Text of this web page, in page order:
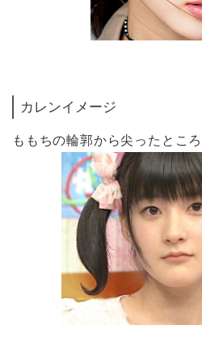
カレンイメージ
ももちの輪郭から尖ったとこ